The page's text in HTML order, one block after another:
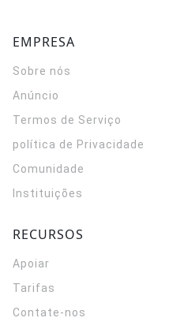
EMPRESA
Sobre nós
Anúncio
Termos de Serviço
política de Privacidade
Comunidade
Instituições
RECURSOS
Apoiar
Tarifas
Contate-nos